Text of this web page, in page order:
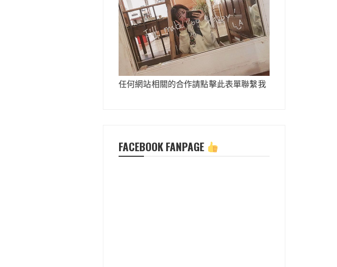
任何網站相關的合作請點擊此表單聯繫我
FACEBOOK FANPAGE